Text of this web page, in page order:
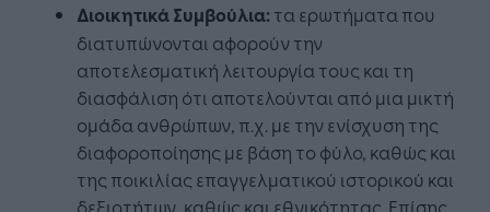
Διοικητικά Συμβούλια:τα ερωτήματα που
διατυπώνονται αφορούν την
αποτελεσματική λειτουργία τους και τη
διασφάλιση ότι αποτελούνται από μια μικτή
ομάδα ανθρώπων, π.χ. με την ενίσχυση της
διαφοροποίησης με βάση το φύλο, καθώς και
της ποικιλίας επαγγελματικού ιστορικού και
δεξιοτήτων, καθώς και εθνικότητας. Επίσης